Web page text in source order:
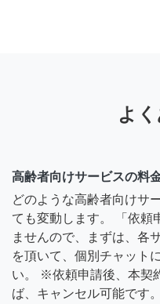
よ
高齢者向けサービスの料
どのような高齢者向けサ
ても変動します。 「依頼
ませんので、まずは、各
を頂いて、個別チャット
い。 ※依頼申請後、本契
ば、キャンセル可能です。